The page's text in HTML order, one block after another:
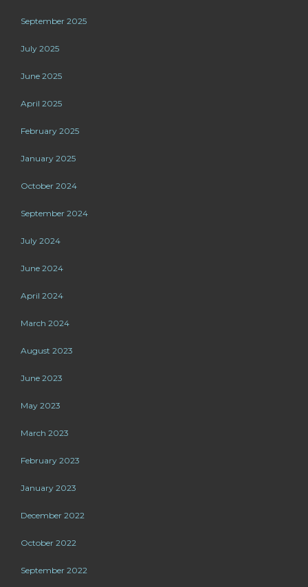
September 2025
July 2025
June 2025
April 2025
February 2025
January 2025
October 2024
September 2024
July 2024
June 2024
April 2024
March 2024
August 2023
June 2023
May 2023
March 2023
February 2023
January 2023
December 2022
October 2022
September 2022